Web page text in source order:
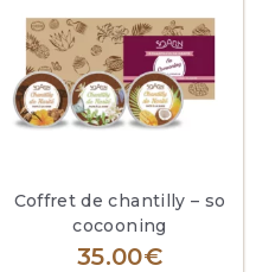
Coffret de chantilly – so
cocooning
35.00€